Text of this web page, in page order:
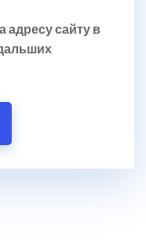
адресу сайту в